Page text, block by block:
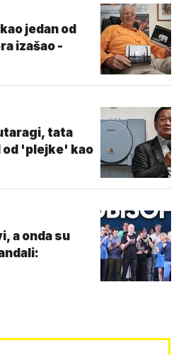
jedan od
izašao -
tata
od 'plejke' kao
a onda su